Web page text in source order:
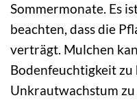
Sommermonate. Es
beachten, dass die
verträgt. Mulchen
Bodenfeuchtigkeit
Unkrautwachstum